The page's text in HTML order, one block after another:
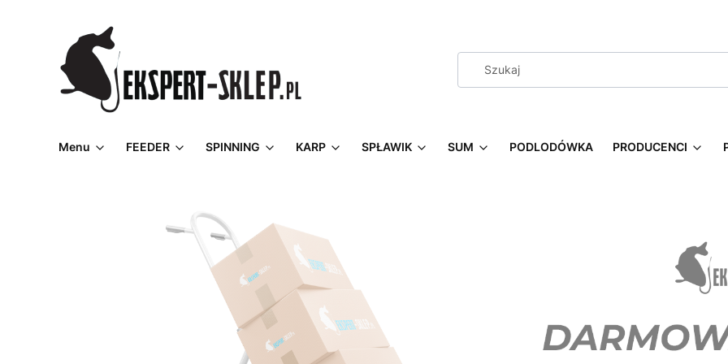
Menu FEEDER SPINNING KARP SPŁAWIK SUM PODLODÓWKA PRODUCENCI